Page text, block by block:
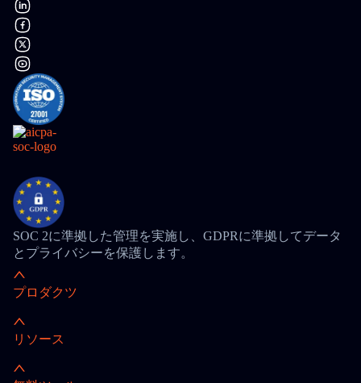
SOC 2に準拠した管理を実施し、GDPRに準拠してデータ
とプライバシーを保護します。
プロダクツ
リソース